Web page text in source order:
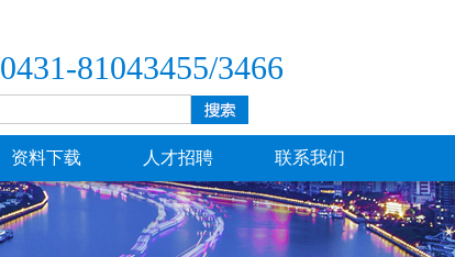
0431-81043455/3466
资料下载 人才招聘 联系我们